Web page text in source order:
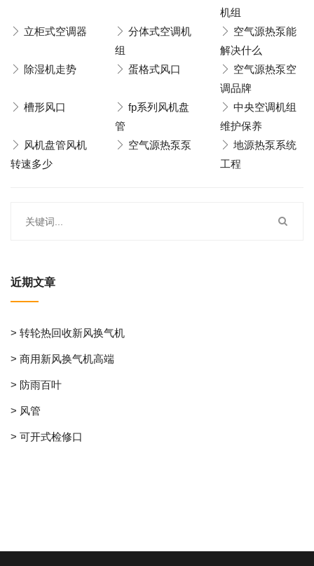
机组
立柜式空调器
分体式空调机
组
空气源热泵能
解决什么
除湿机走势
蛋格式风口
空气源热泵空
调品牌
槽形风口
fp系列风机盘
管
中央空调机组
维护保养
风机盘管风机
转速多少
空气源热泵泵
地源热泵系统
工程
近期文章
> 转轮热回收新风换气机
> 商用新风换气机高端
> 防雨百叶
> 风管
> 可开式检修口